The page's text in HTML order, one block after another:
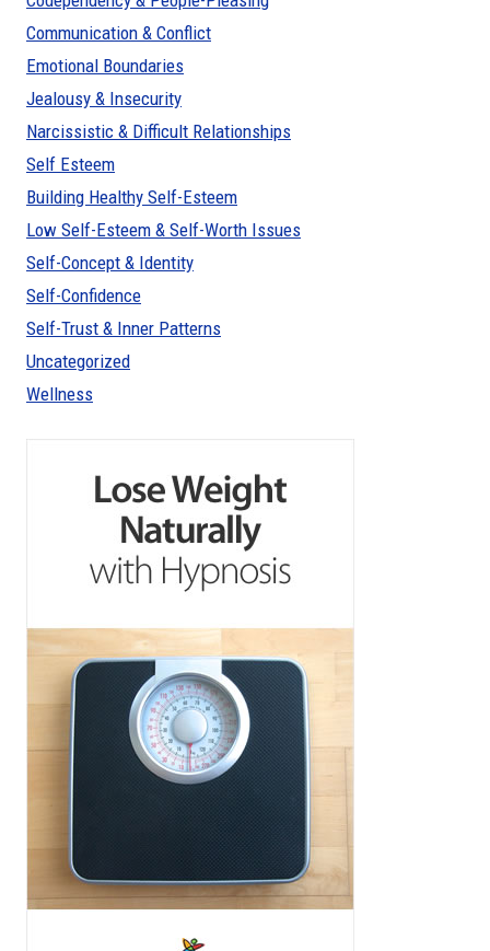
Communication & Conflict
Emotional Boundaries
Jealousy & Insecurity
Narcissistic & Difficult Relationships
Self Esteem
Building Healthy Self-Esteem
Low Self-Esteem & Self-Worth Issues
Self-Concept & Identity
Self-Confidence
Self-Trust & Inner Patterns
Uncategorized
Wellness